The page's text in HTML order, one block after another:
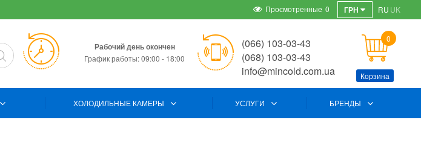
ГРН RU UK
Просмотренные 0
Рабочий день окончен
График работы: 09:00 - 18:00
(066) 103-03-43
(068) 103-03-43
info@mincold.com.ua
0
Корзина
ХОЛОДИЛЬНЫЕ КАМЕРЫ УСЛУГИ БРЕНДЫ